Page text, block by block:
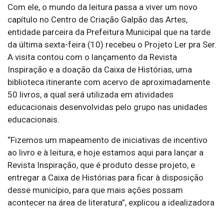
Com ele, o mundo da leitura passa a viver um novo
capítulo no Centro de Criação Galpão das Artes,
entidade parceira da Prefeitura Municipal que na tarde
da última sexta-feira (10) recebeu o Projeto Ler pra Ser.
A visita contou com o lançamento da Revista
Inspiração e a doação da Caixa de Histórias, uma
biblioteca itinerante com acervo de aproximadamente
50 livros, a qual será utilizada em atividades
educacionais desenvolvidas pelo grupo nas unidades
educacionais.
“Fizemos um mapeamento de iniciativas de incentivo
ao livro e à leitura, e hoje estamos aqui para lançar a
Revista Inspiração, que é produto desse projeto, e
entregar a Caixa de Histórias para ficar à disposição
desse município, para que mais ações possam
acontecer na área de literatura”, explicou a idealizadora